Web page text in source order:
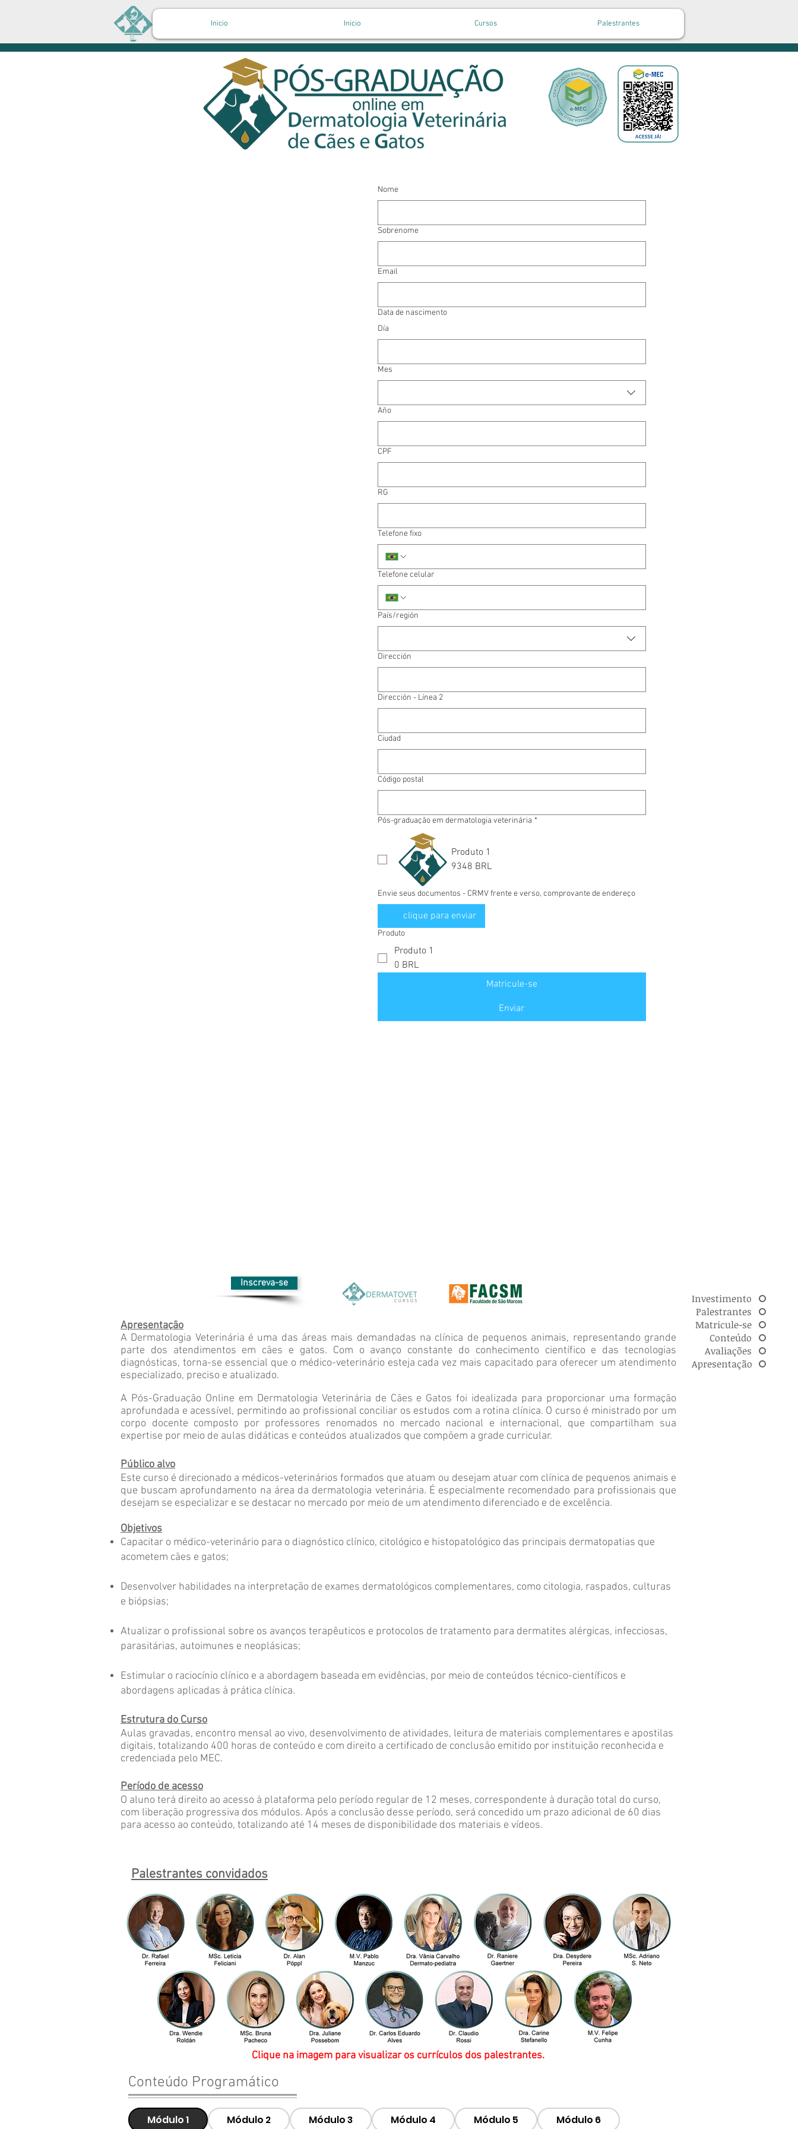
Inicio Inicio Cursos Palestrantes
Investimento
Palestrantes
Matricule-se
Conteúdo
Avaliações
Apresentação
Nome
Sobrenome
Email
Data de nascimento
Día
Mes
Año
CPF
RG
Telefone fixo
Telefone celular
Endereço de várias linhas
País/región
Dirección
Dirección - Línea 2
Ciudad
Código postal
Pós-graduação em dermatologia veterinária *
Produto 1
9348 BRL
Envie seus documentos - CRMV frente e verso, comprovante de endereço
clique para enviar
Produto
Produto 1
0 BRL
Matricule-se
Enviar
Inscreva-se
Apresentação
A Dermatologia Veterinária é uma das áreas mais demandadas na clínica de pequenos animais, representando grande
parte dos atendimentos em cães e gatos. Com o avanço constante do conhecimento científico e das tecnologias
diagnósticas, torna-se essencial que o médico-veterinário esteja cada vez mais capacitado para oferecer um atendimento
especializado, preciso e atualizado.
A Pós-Graduação Online em Dermatologia Veterinária de Cães e Gatos foi idealizada para proporcionar uma formação
aprofundada e acessível, permitindo ao profissional conciliar os estudos com a rotina clínica. O curso é ministrado por um
corpo docente composto por professores renomados no mercado nacional e internacional, que compartilham sua
expertise por meio de aulas didáticas e conteúdos atualizados que compõem a grade curricular.
Público alvo
Este curso é direcionado a médicos-veterinários formados que atuam ou desejam atuar com clínica de pequenos animais e
que buscam aprofundamento na área da dermatologia veterinária. É especialmente recomendado para profissionais que
desejam se especializar e se destacar no mercado por meio de um atendimento diferenciado e de excelência.
Objetivos
Capacitar o médico-veterinário para o diagnóstico clínico, citológico e histopatológico das principais dermatopatias que
acometem cães e gatos;
Desenvolver habilidades na interpretação de exames dermatológicos complementares, como citologia, raspados, culturas
e biópsias;
Atualizar o profissional sobre os avanços terapêuticos e protocolos de tratamento para dermatites alérgicas, infecciosas,
parasitárias, autoimunes e neoplásicas;
Estimular o raciocínio clínico e a abordagem baseada em evidências, por meio de conteúdos técnico-científicos e
abordagens aplicadas à prática clínica.
Estrutura do Curso
Aulas gravadas, encontro mensal ao vivo, desenvolvimento de atividades, leitura de materiais complementares e apostilas
digitais, totalizando 400 horas de conteúdo e com direito a certificado de conclusão emitido por instituição reconhecida e
credenciada pelo MEC.
Período de acesso
O aluno terá direito ao acesso à plataforma pelo período regular de 12 meses, correspondente à duração total do curso,
com liberação progressiva dos módulos. Após a conclusão desse período, será concedido um prazo adicional de 60 dias
para acesso ao conteúdo, totalizando até 14 meses de disponibilidade dos materiais e vídeos.
Palestrantes convidados
Clique na imagem para visualizar os currículos dos palestrantes.
Conteúdo Programático
Módulo 1 Módulo 2 Módulo 3 Módulo 4 Módulo 5 Módulo 6